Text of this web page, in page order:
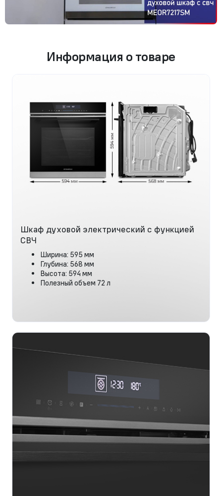
Информация о товаре
Шкаф духовой электрический с функцией
СВЧ
Ширина: 595 мм
Глубина: 568 мм
Высота: 594 мм
Полезный объем 72 л